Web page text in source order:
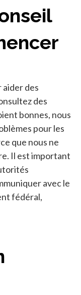
des
des
bonnes, nous
pour les
que nous ne
Il est important
avec le
fédéral,